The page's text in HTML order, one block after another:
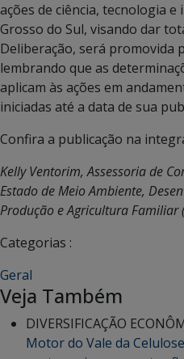
ações de ciência, tecnologia
Grosso do Sul, visando dar
Deliberação, será promovida
lembrando que as
aplicam às ações em
iniciadas até a data de sua
Confira a publicação na
Kelly Ventorim, Assessoria de
Estado de Meio Ambiente,
Produção e Agricultura Familiar
Categorias :
Geral
Veja Também
DIVERSIFICAÇÃO
Motor do Vale da